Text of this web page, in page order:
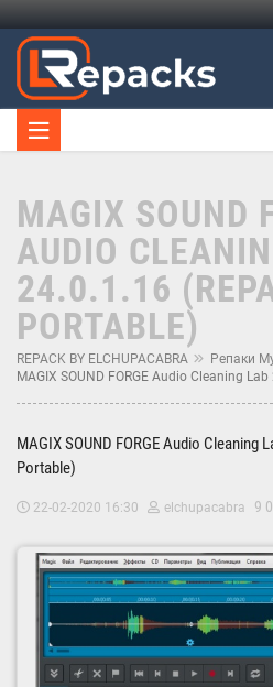
MAGIX SOUND
AUDIO
24.0.1.16
PORTABLE)
REPACK BY ELCHUPACABRA
Репаки
MAGIX SOUND FORGE Audio Cleaning
MAGIX SOUND FORGE Audio Cleaning
Portable)
22-02-2020 16:30 elchupacabra 9